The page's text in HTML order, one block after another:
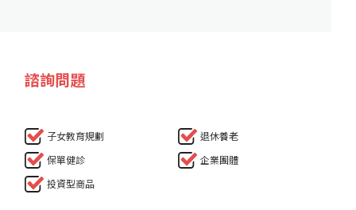
諮詢問題
子女教育規劃
退休養老
保單健診
企業團體
投資型商品